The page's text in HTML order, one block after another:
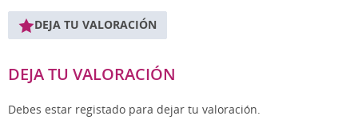
DEJA TU VALORACIÓN
DEJA TU VALORACIÓN
Debes estar registado para dejar tu valoración.